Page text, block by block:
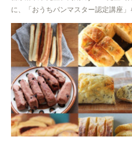
に、「おうちパンマスター認定講座